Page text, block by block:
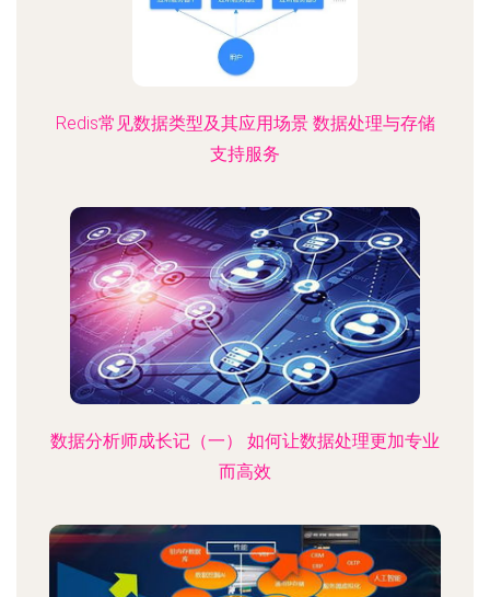
Redis常见数据类型及其应用场景 数据处理与存储
支持服务
数据分析师成长记（一） 如何让数据处理更加专业
而高效